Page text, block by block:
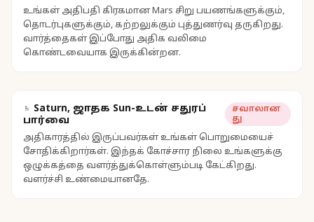
உங்கள் அதிபதி கிரகமான Mars சிறு பயணங்களுக்கும்,
தொடர்புகளுக்கும், கற்றலுக்கும் புத்துணர்வு தருகிறது.
வார்த்தைகள் இப்போது அதிக வலிமை
கொண்டவையாக இருக்கின்றன.
♄ Saturn, ஜாதக Sun-உடன் சதுரப்
பார்வை
சவாலான
து
அதிகாரத்தில் இருப்பவர்கள் உங்கள் பொறுமையைச்
சோதிக்கிறார்கள். இந்தக் கோச்சார நிலை உங்களுக்கு
ஒழுக்கத்தை வளர்த்துக்கொள்ளும்படி கேட்கிறது.
வளர்ச்சி உண்மையானதே.